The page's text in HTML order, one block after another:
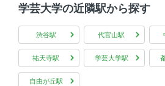
学芸大学の近隣駅から探す
渋谷駅 代官山駅
祐天寺駅 学芸大学駅
自由が丘駅